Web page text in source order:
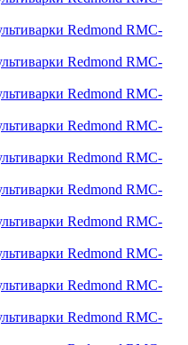
Redmond RMC-
Redmond RMC-
Redmond RMC-
Redmond RMC-
Redmond RMC-
Redmond RMC-
Redmond RMC-
Redmond RMC-
Redmond RMC-
Redmond RMC-